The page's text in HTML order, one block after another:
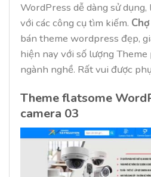
WordPress dễ dàng sử
với các công cụ tìm kiếm.
bán theme wordpress đẹp,
hiện nay với số lượng
ngành nghề. Rất vui được
Theme flatsome
camera 03